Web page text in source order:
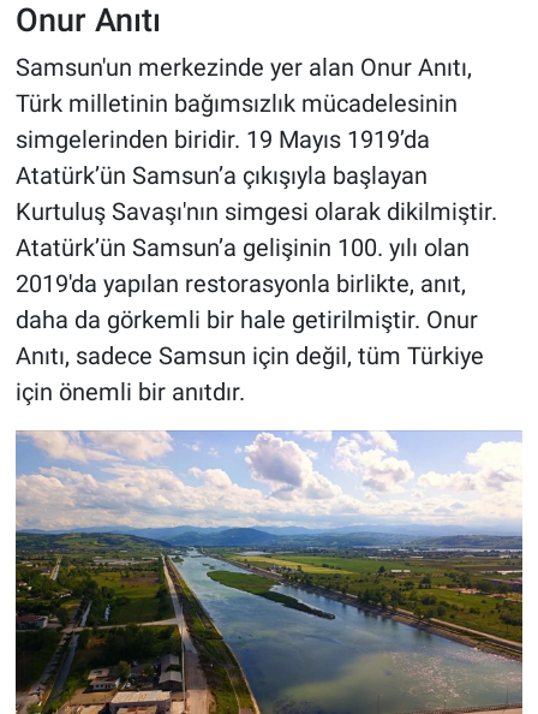
Onur Anıtı
Samsun'un merkezinde yer alan Onur Anıtı,
Türk milletinin bağımsızlık mücadelesinin
simgelerinden biridir. 19 Mayıs 1919’da
Atatürk’ün Samsun’a çıkışıyla başlayan
Kurtuluş Savaşı'nın simgesi olarak dikilmiştir.
Atatürk’ün Samsun’a gelişinin 100. yılı olan
2019'da yapılan restorasyonla birlikte, anıt,
daha da görkemli bir hale getirilmiştir. Onur
Anıtı, sadece Samsun için değil, tüm Türkiye
için önemli bir anıtdır.